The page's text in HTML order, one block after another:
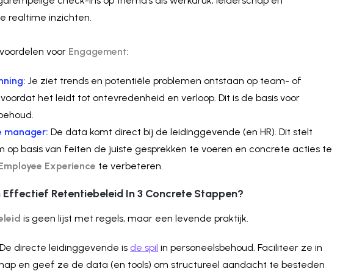
realtime inzichten.
voor Engagement:
: Je ziet trends en potentiële problemen ontstaan op team- of
het leidt tot ontevredenheid en verloop. Dit is de basis voor
manager: De data komt direct bij de leidinggevende (en HR). Dit stelt
op basis van feiten de juiste gesprekken te voeren en concrete acties te
Experience te verbeteren.
Effectief Retentiebeleid In 3 Concrete Stappen?
is geen lijst met regels, maar een levende praktijk.
De directe leidinggevende is de spil in personeelsbehoud. Faciliteer ze in
en geef ze de data (en tools) om structureel aandacht te besteden